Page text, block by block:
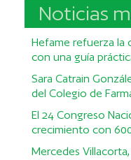
Noticias
Hefame refuerza la
con una guía
Sara Catrain
del Colegio de
El 24 Congreso
crecimiento con
Mercedes